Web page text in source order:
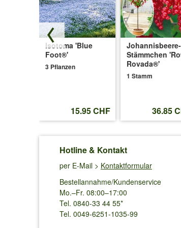
Antwort von Baldur:
Die Sorten bilden keine Ausläufer.
aus Jengen
Habe die Stachelbeeren seit Anfang
Ist der Standort sonnig, der Boden
noch etwas Zeit.
Sieglinde P. aus
Haben die Sträucher Stacheln?
Antwort von Baldur:
Die Pflanzen haben Stacheln.
Isotoma 'Blue
Foot®'
3 Pflanzen
15.95 CHF
Johannisbeere-
Stämmchen
Rovada®'
1 Stamm
36.85
Hotline & Kontakt
per E-Mail > Kontaktformular
Bestellannahme/Kundenservice
Mo.–Fr. 08:00–17:00
Tel. 0840-33 44 55*
Tel. 0049-6251-1035-99